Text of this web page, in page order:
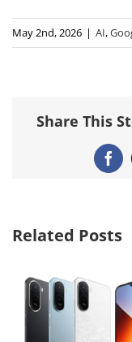
May 2nd, 2026 | AI,
Share This
Related Posts